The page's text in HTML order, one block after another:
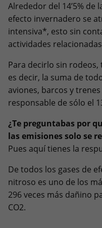
Alrededor del 14’5% de
efecto invernadero se
intensiva*, esto sin
actividades
Para decirlo sin
es decir, la suma de
aviones, barcos y
responsable de sólo el
¿Te preguntabas por
las emisiones solo se
Pues aquí tienes la
De todos los gases de
nitroso es uno de los
296 veces más dañino
CO2.